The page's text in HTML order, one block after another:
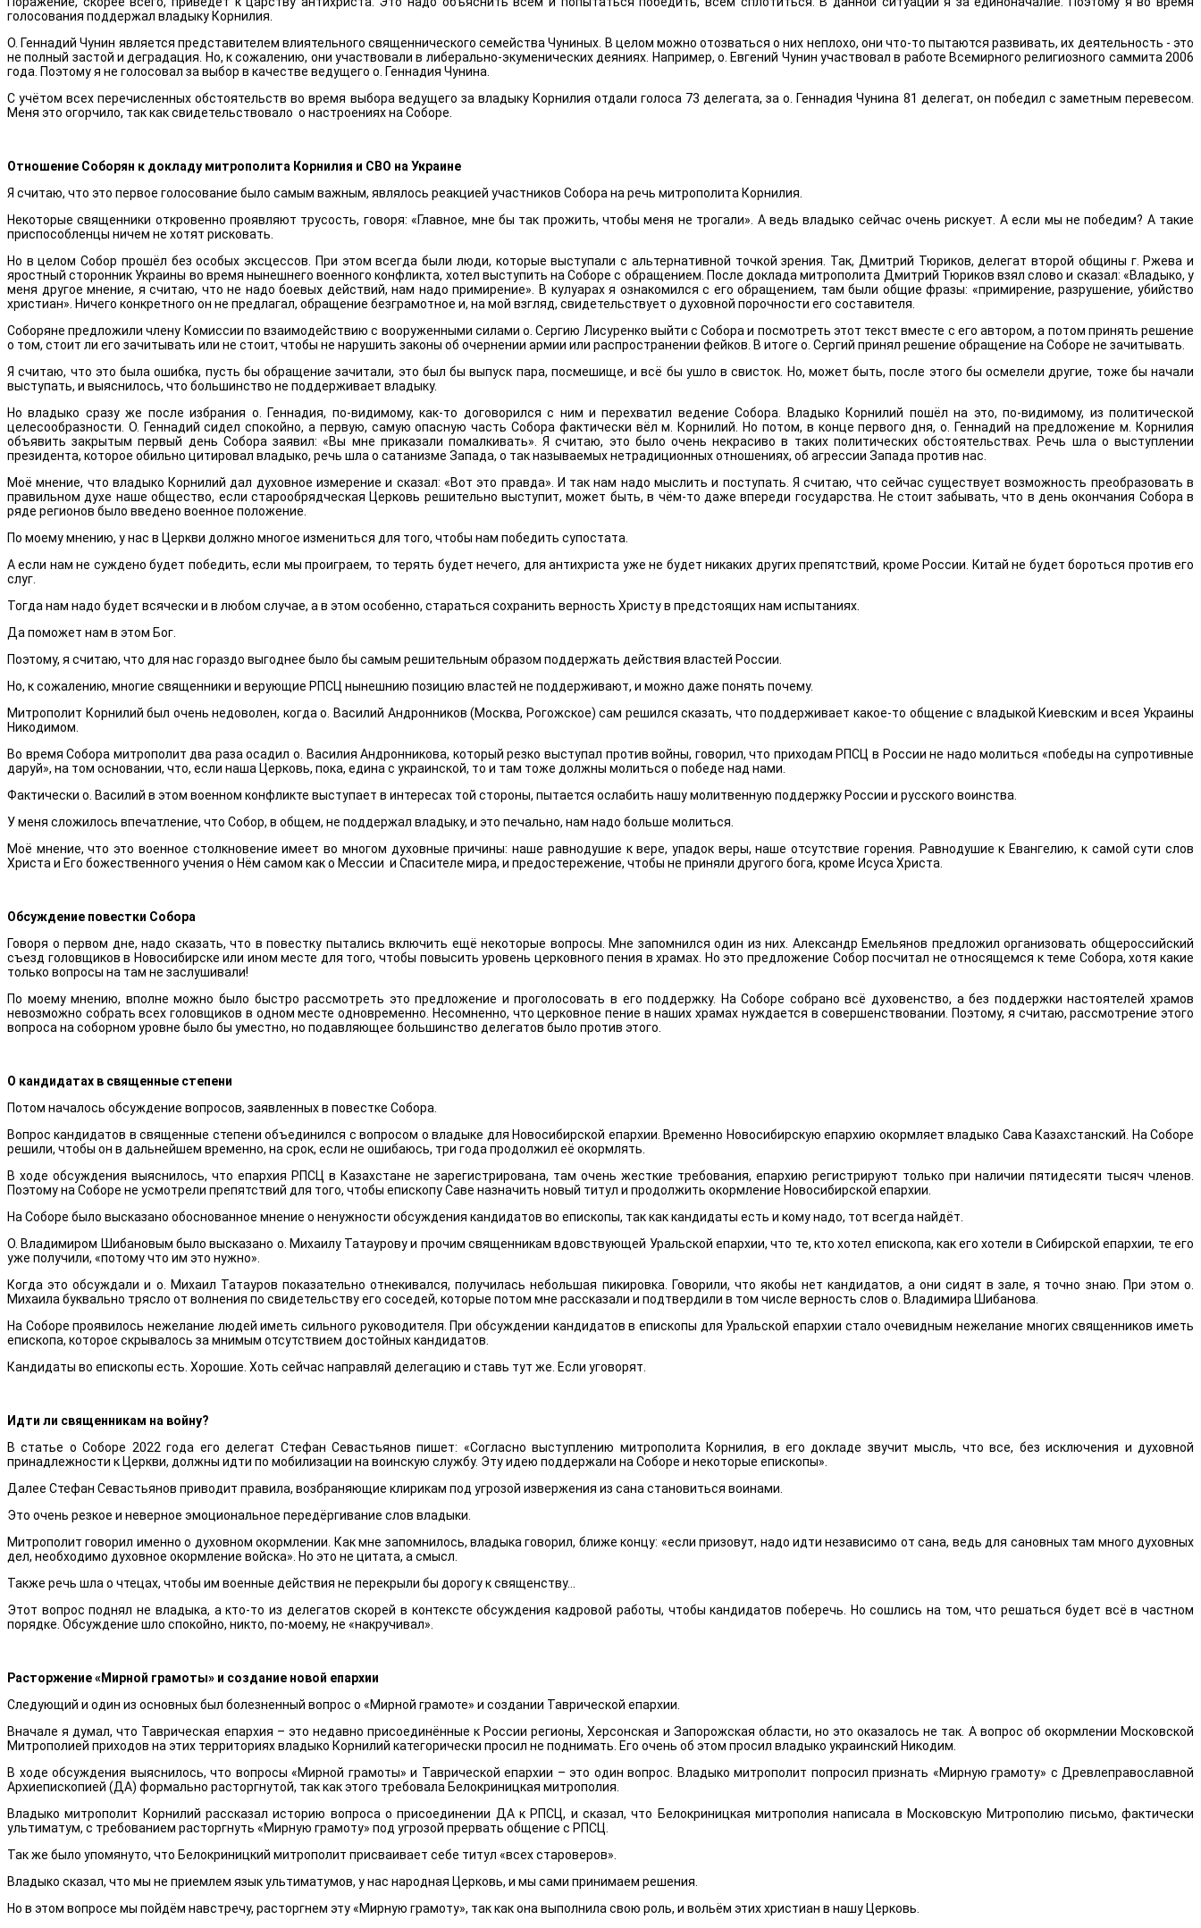
голосования поддержал владыку Корнилия.
О. Геннадий Чунин является представителем влиятельного священнического семейства Чуниных. В целом можно отозваться о них неплохо, они что-то пытаются развивать, их деятельность - это
не полный застой и деградация. Но, к сожалению, они участвовали в либерально-экуменических деяниях. Например, о. Евгений Чунин участвовал в работе Всемирного религиозного саммита 2006
года. Поэтому я не голосовал за выбор в качестве ведущего о. Геннадия Чунина.
С учётом всех перечисленных обстоятельств во время выбора ведущего за владыку Корнилия отдали голоса 73 делегата, за о. Геннадия Чунина 81 делегат, он победил с заметным перевесом.
Меня это огорчило, так как свидетельствовало о настроениях на Соборе.
Отношение Соборян к докладу митрополита Корнилия и СВО на Украине
Я считаю, что это первое голосование было самым важным, являлось реакцией участников Собора на речь митрополита Корнилия.
Некоторые священники откровенно проявляют трусость, говоря: «Главное, мне бы так прожить, чтобы меня не трогали». А ведь владыко сейчас очень рискует. А если мы не победим? А такие
приспособленцы ничем не хотят рисковать.
Но в целом Собор прошёл без особых эксцессов. При этом всегда были люди, которые выступали с альтернативной точкой зрения. Так, Дмитрий Тюриков, делегат второй общины г. Ржева и
яростный сторонник Украины во время нынешнего военного конфликта, хотел выступить на Соборе с обращением. После доклада митрополита Дмитрий Тюриков взял слово и сказал: «Владыко, у
меня другое мнение, я считаю, что не надо боевых действий, нам надо примирение». В кулуарах я ознакомился с его обращением, там были общие фразы: «примирение, разрушение, убийство
христиан». Ничего конкретного он не предлагал, обращение безграмотное и, на мой взгляд, свидетельствует о духовной порочности его составителя.
Соборяне предложили члену Комиссии по взаимодействию с вооруженными силами о. Сергию Лисуренко выйти с Собора и посмотреть этот текст вместе с его автором, а потом принять решение
о том, стоит ли его зачитывать или не стоит, чтобы не нарушить законы об очернении армии или распространении фейков. В итоге о. Сергий принял решение обращение на Соборе не зачитывать.
Я считаю, что это была ошибка, пусть бы обращение зачитали, это был бы выпуск пара, посмешище, и всё бы ушло в свисток. Но, может быть, после этого бы осмелели другие, тоже бы начали
выступать, и выяснилось, что большинство не поддерживает владыку.
Но владыко сразу же после избрания о. Геннадия, по-видимому, как-то договорился с ним и перехватил ведение Собора. Владыко Корнилий пошёл на это, по-видимому, из политической
целесообразности. О. Геннадий сидел спокойно, а первую, самую опасную часть Собора фактически вёл м. Корнилий. Но потом, в конце первого дня, о. Геннадий на предложение м. Корнилия
объявить закрытым первый день Собора заявил: «Вы мне приказали помалкивать». Я считаю, это было очень некрасиво в таких политических обстоятельствах. Речь шла о выступлении
президента, которое обильно цитировал владыко, речь шла о сатанизме Запада, о так называемых нетрадиционных отношениях, об агрессии Запада против нас.
Моё мнение, что владыко Корнилий дал духовное измерение и сказал: «Вот это правда». И так нам надо мыслить и поступать. Я считаю, что сейчас существует возможность преобразовать в
правильном духе наше общество, если старообрядческая Церковь решительно выступит, может быть, в чём-то даже впереди государства. Не стоит забывать, что в день окончания Собора в
ряде регионов было введено военное положение.
По моему мнению, у нас в Церкви должно многое измениться для того, чтобы нам победить супостата.
А если нам не суждено будет победить, если мы проиграем, то терять будет нечего, для антихриста уже не будет никаких других препятствий, кроме России. Китай не будет бороться против его
слуг.
Тогда нам надо будет всячески и в любом случае, а в этом особенно, стараться сохранить верность Христу в предстоящих нам испытаниях.
Да поможет нам в этом Бог.
Поэтому, я считаю, что для нас гораздо выгоднее было бы самым решительным образом поддержать действия властей России.
Но, к сожалению, многие священники и верующие РПСЦ нынешнию позицию властей не поддерживают, и можно даже понять почему.
Митрополит Корнилий был очень недоволен, когда о. Василий Андронников (Москва, Рогожское) сам решился сказать, что поддерживает какое-то общение с владыкой Киевским и всея Украины
Никодимом.
Во время Собора митрополит два раза осадил о. Василия Андронникова, который резко выступал против войны, говорил, что приходам РПСЦ в России не надо молиться «победы на супротивные
даруй», на том основании, что, если наша Церковь, пока, едина с украинской, то и там тоже должны молиться о победе над нами.
Фактически о. Василий в этом военном конфликте выступает в интересах той стороны, пытается ослабить нашу молитвенную поддержку России и русского воинства.
У меня сложилось впечатление, что Собор, в общем, не поддержал владыку, и это печально, нам надо больше молиться.
Моё мнение, что это военное столкновение имеет во многом духовные причины: наше равнодушие к вере, упадок веры, наше отсутствие горения. Равнодушие к Евангелию, к самой сути слов
Христа и Его божественного учения о Нём самом как о Мессии и Спасителе мира, и предостережение, чтобы не приняли другого бога, кроме Исуса Христа.
Обсуждение повестки Собора
Говоря о первом дне, надо сказать, что в повестку пытались включить ещё некоторые вопросы. Мне запомнился один из них. Александр Емельянов предложил организовать общероссийский
съезд головщиков в Новосибирске или ином месте для того, чтобы повысить уровень церковного пения в храмах. Но это предложение Собор посчитал не относящемся к теме Собора, хотя какие
только вопросы на там не заслушивали!
По моему мнению, вполне можно было быстро рассмотреть это предложение и проголосовать в его поддержку. На Соборе собрано всё духовенство, а без поддержки настоятелей храмов
невозможно собрать всех головщиков в одном месте одновременно. Несомненно, что церковное пение в наших храмах нуждается в совершенствовании. Поэтому, я считаю, рассмотрение этого
вопроса на соборном уровне было бы уместно, но подавляющее большинство делегатов было против этого.
О кандидатах в священные степени
Потом началось обсуждение вопросов, заявленных в повестке Собора.
Вопрос кандидатов в священные степени объединился с вопросом о владыке для Новосибирской епархии. Временно Новосибирскую епархию окормляет владыко Сава Казахстанский. На Соборе
решили, чтобы он в дальнейшем временно, на срок, если не ошибаюсь, три года продолжил её окормлять.
В ходе обсуждения выяснилось, что епархия РПСЦ в Казахстане не зарегистрирована, там очень жесткие требования, епархию регистрируют только при наличии пятидесяти тысяч членов.
Поэтому на Соборе не усмотрели препятствий для того, чтобы епископу Саве назначить новый титул и продолжить окормление Новосибирской епархии.
На Соборе было высказано обоснованное мнение о ненужности обсуждения кандидатов во епископы, так как кандидаты есть и кому надо, тот всегда найдёт.
О. Владимиром Шибановым было высказано о. Михаилу Татаурову и прочим священникам вдовствующей Уральской епархии, что те, кто хотел епископа, как его хотели в Сибирской епархии, те его
уже получили, «потому что им это нужно».
Когда это обсуждали и о. Михаил Татауров показательно отнекивался, получилась небольшая пикировка. Говорили, что якобы нет кандидатов, а они сидят в зале, я точно знаю. При этом о.
Михаила буквально трясло от волнения по свидетельству его соседей, которые потом мне рассказали и подтвердили в том числе верность слов о. Владимира Шибанова.
На Соборе проявилось нежелание людей иметь сильного руководителя. При обсуждении кандидатов в епископы для Уральской епархии стало очевидным нежелание многих священников иметь
епископа, которое скрывалось за мнимым отсутствием достойных кандидатов.
Кандидаты во епископы есть. Хорошие. Хоть сейчас направляй делегацию и ставь тут же. Если уговорят.
Идти ли священникам на войну?
В статье о Соборе 2022 года его делегат Стефан Севастьянов пишет: «Согласно выступлению митрополита Корнилия, в его докладе звучит мысль, что все, без исключения и духовной
принадлежности к Церкви, должны идти по мобилизации на воинскую службу. Эту идею поддержали на Соборе и некоторые епископы».
Далее Стефан Севастьянов приводит правила, возбраняющие клирикам под угрозой извержения из сана становиться воинами.
Это очень резкое и неверное эмоциональное передёргивание слов владыки.
Митрополит говорил именно о духовном окормлении. Как мне запомнилось, владыка говорил, ближе концу: «если призовут, надо идти независимо от сана, ведь для сановных там много духовных
дел, необходимо духовное окормление войска». Но это не цитата, а смысл.
Также речь шла о чтецах, чтобы им военные действия не перекрыли бы дорогу к священству...
Этот вопрос поднял не владыка, а кто-то из делегатов скорей в контексте обсуждения кадровой работы, чтобы кандидатов поберечь. Но сошлись на том, что решаться будет всё в частном
порядке. Обсуждение шло спокойно, никто, по-моему, не «накручивал».
Расторжение «Мирной грамоты» и создание новой епархии
Следующий и один из основных был болезненный вопрос о «Мирной грамоте» и создании Таврической епархии.
Вначале я думал, что Таврическая епархия – это недавно присоединённые к России регионы, Херсонская и Запорожская области, но это оказалось не так. А вопрос об окормлении Московской
Митрополией приходов на этих территориях владыко Корнилий категорически просил не поднимать. Его очень об этом просил владыко украинский Никодим.
В ходе обсуждения выяснилось, что вопросы «Мирной грамоты» и Таврической епархии – это один вопрос. Владыко митрополит попросил признать «Мирную грамоту» с Древлеправославной
Архиепископией (ДА) формально расторгнутой, так как этого требовала Белокриницкая митрополия.
Владыко митрополит Корнилий рассказал историю вопроса о присоединении ДА к РПСЦ, и сказал, что Белокриницкая митрополия написала в Московскую Митрополию письмо, фактически
ультиматум, с требованием расторгнуть «Мирную грамоту» под угрозой прервать общение с РПСЦ.
Так же было упомянуто, что Белокриницкий митрополит присваивает себе титул «всех староверов».
Владыко сказал, что мы не приемлем язык ультиматумов, у нас народная Церковь, и мы сами принимаем решения.
Но в этом вопросе мы пойдём навстречу, расторгнем эту «Мирную грамоту», так как она выполнила свою роль, и вольём этих христиан в нашу Церковь.